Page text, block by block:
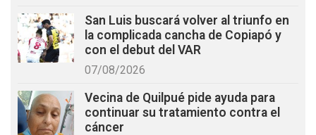
San Luis buscará volver al triunfo en
la complicada cancha de Copiapó y
con el debut del VAR
07/08/2026
Vecina de Quilpué pide ayuda para
continuar su tratamiento contra el
cáncer